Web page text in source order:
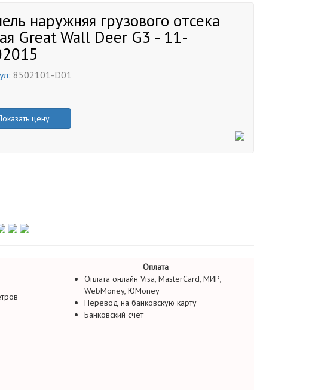
наружняя грузового отсека
Great Wall Deer G3 - 11-
8502101-D01
цену
Оплата
Оплата онлайн Visa, MasterCard, МИР,
WebMoney, ЮMoney
Перевод на банковскую карту
Банковский счет